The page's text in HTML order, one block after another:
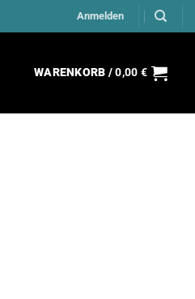
Anmelden
WARENKORB /0,00 €